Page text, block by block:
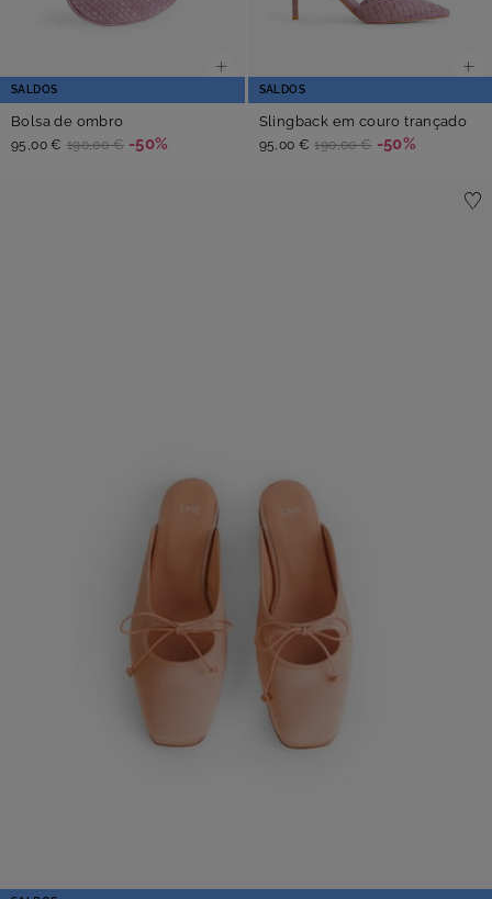
SALDOS
Bolsa de ombro
95,00 € 190,00 € -50%
SALDOS
Slingback em couro trançado
95,00 € 190,00 € -50%